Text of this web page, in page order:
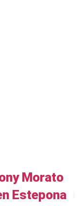
Morato
Estepona